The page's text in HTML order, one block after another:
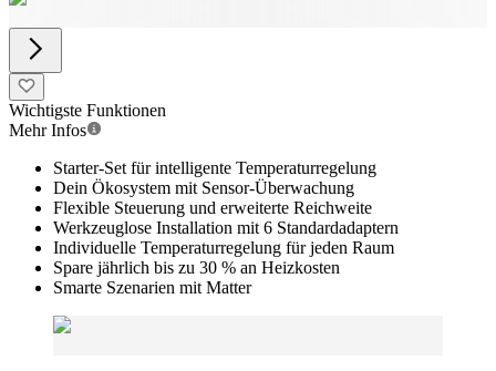
Wichtigste Funktionen
Mehr Infos
Starter-Set für intelligente Temperaturregelung
Dein Ökosystem mit Sensor-Überwachung
Flexible Steuerung und erweiterte Reichweite
Werkzeuglose Installation mit 6 Standardadaptern
Individuelle Temperaturregelung für jeden Raum
Spare jährlich bis zu 30 % an Heizkosten
Smarte Szenarien mit Matter